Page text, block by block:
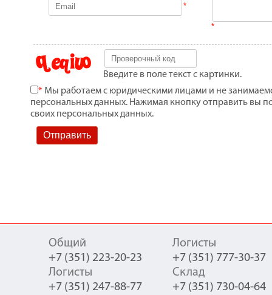
*
*
Введите в поле текст с картинки.
* Мы работаем с юридическими лицами и не
персональных данных. Нажимая кнопку отправить вы
своих персональных данных.
Общий
+7 (351) 223-20-23
Логисты
+7 (351) 247-88-77
Логисты
+7 (351) 777-30-37
Склад
+7 (351) 730-04-64